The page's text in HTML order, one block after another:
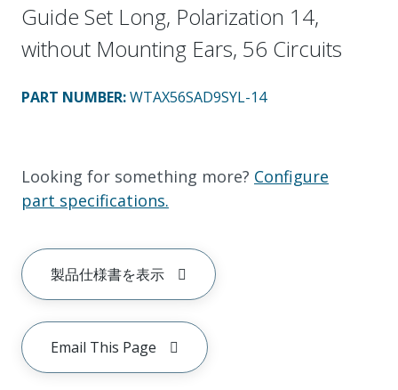
Guide Set Long, Polarization 14,
without Mounting Ears, 56 Circuits
PART NUMBER:WTAX56SAD9SYL-14
Looking for something more? Configure
part specifications.
製品仕様書を表示
Email This Page